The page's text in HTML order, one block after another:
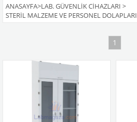
ANASAYFA>LAB. GÜVENLIK CIHAZLARI >
STERIL MALZEME VE PERSONEL DOLAPLARI
1